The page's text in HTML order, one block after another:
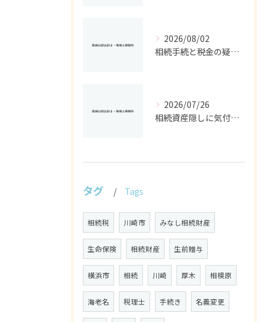
2026/08/02
相続手続と税金の疑問をスッキリ解決する基礎控除や申告条件の徹底ガイド
2026/07/26
相続資産隠しに気付いた時の神奈川県で取るべき具体的対応ガイド
タグ Tags
相続税 川崎市 みなし相続財産
生命保険 相続財産 生前贈与
横浜市 相続 川崎 厚木 相模原
海老名 税理士 手続き 名義変更